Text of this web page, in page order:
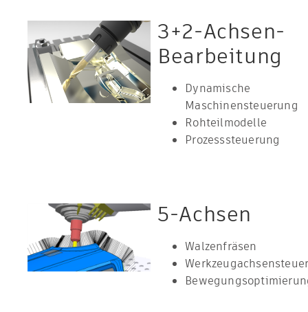
3+2-Achsen-
Bearbeitung
Dynamische
Maschinensteuerung
Rohteilmodelle
Prozesssteuerung
5-Achsen
Walzenfräsen